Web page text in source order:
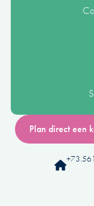
Plan direct een